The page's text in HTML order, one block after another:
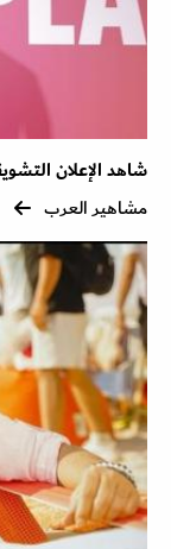
شاهد الإعلان
مشاهير العرب